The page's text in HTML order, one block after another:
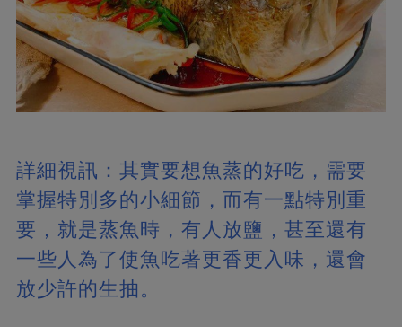
詳細視訊：其實要想魚蒸的好吃，需要
掌握特別多的小細節，而有一點特別重
要，就是蒸魚時，有人放鹽，甚至還有
一些人為了使魚吃著更香更入味，還會
放少許的生抽。